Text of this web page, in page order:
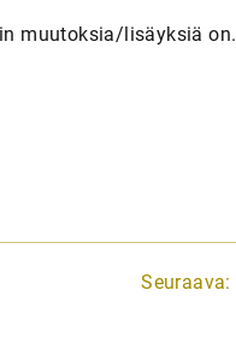
muutoksia/lisäyksiä on.
Seuraava: